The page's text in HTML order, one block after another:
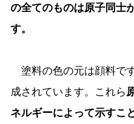
の全てのものは原子同士
す。
塗料の色の元は顔料で
成されています。これら
ネルギーによって示すこ